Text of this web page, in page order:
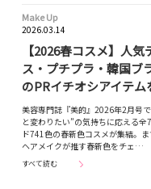
Make Up
2026.03.14
【2026春コスメ】人気
ス・プチプラ・韓国ブ
のPRイチオシアイテム
美容専門誌『美的』2026年2月号
と変わりたい”の気持ちに応える全
ド741色の春新色コスメが集結。
ヘアメイクが推す春新色をチェ…
すべて読む